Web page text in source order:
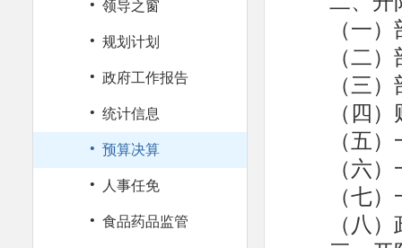
领导之窗
· 规划计划
· 政府工作报告
· 统计信息
· 预算决算
· 人事任免
· 食品药品监管
（一
（二
（三
（四
（五
（六
（七
（八